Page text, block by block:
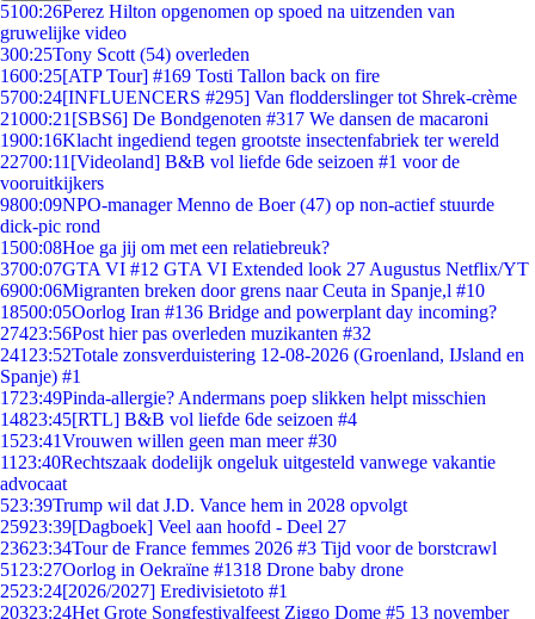
5100:26Perez Hilton opgenomen op spoed na uitzenden van
gruwelijke video
300:25Tony Scott (54) overleden
1600:25[ATP Tour] #169 Tosti Tallon back on fire
5700:24[INFLUENCERS #295] Van flodderslinger tot Shrek-crème
21000:21 [SBS6] De Bondgenoten #317 We dansen de macaroni
1900:16Klacht ingediend tegen grootste insectenfabriek ter wereld
22700:11 [Videoland] B&B vol liefde 6de seizoen #1 voor de
vooruitkijkers
9800:09NPO-manager Menno de Boer (47) op non-actief stuurde
dick-pic rond
1500:08Hoe ga jij om met een relatiebreuk?
3700:07GTA VI #12 GTA VI Extended look 27 Augustus Netflix/YT
6900:06Migranten breken door grens naar Ceuta in Spanje,l #10
18500:05Oorlog Iran #136 Bridge and powerplant day incoming?
27423:56Post hier pas overleden muzikanten #32
241 23:52Totale zonsverduistering 12-08-2026 (Groenland, IJsland en
Spanje) #1
1723:49Pinda-allergie? Andermans poep slikken helpt misschien
14823:45[RTL] B&B vol liefde 6de seizoen #4
1523:41Vrouwen willen geen man meer #30
11 23:40Rechtszaak dodelijk ongeluk uitgesteld vanwege vakantie
advocaat
523:39Trump wil dat J.D. Vance hem in 2028 opvolgt
25923:39[Dagboek] Veel aan hoofd - Deel 27
23623:34Tour de France femmes 2026 #3 Tijd voor de borstcrawl
51 23:27Oorlog in Oekraïne #1318 Drone baby drone
2523:24[2026/2027] Eredivisietoto #1
20323:24Het Grote Songfestivalfeest Ziggo Dome #5 13 november